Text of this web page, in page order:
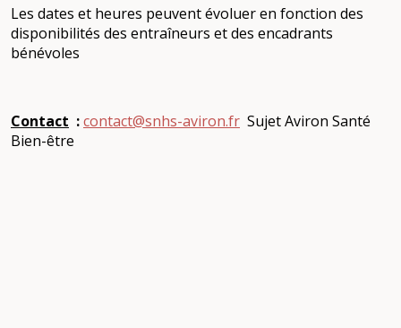
Les dates et heures peuvent évoluer en fonction des
disponibilités des entraîneurs et des encadrants
bénévoles
Contact :contact@snhs-aviron.fr Sujet Aviron Santé
Bien-être